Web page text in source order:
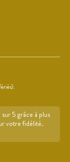
5 grâce à plus
votre fidélité.